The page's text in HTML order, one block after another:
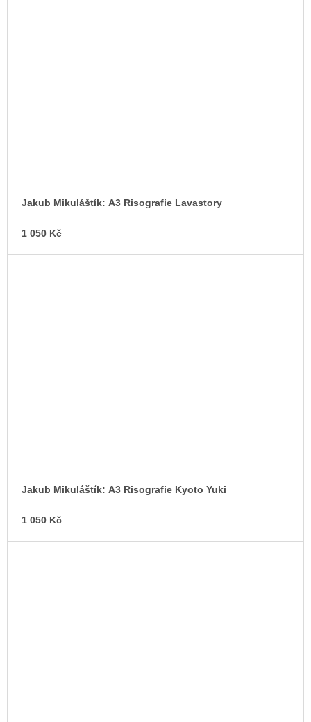
Jakub Mikuláštík: A3 Risografie Lavastory
1 050 Kč
Jakub Mikuláštík: A3 Risografie Kyoto Yuki
1 050 Kč